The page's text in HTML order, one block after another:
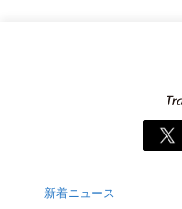
新着ニュース